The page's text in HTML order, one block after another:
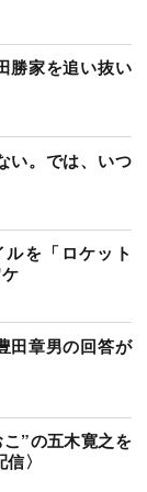
勝家を追い抜い
い。では、いつ
を「ロケット
田章男の回答が
”の五木寛之を
〉